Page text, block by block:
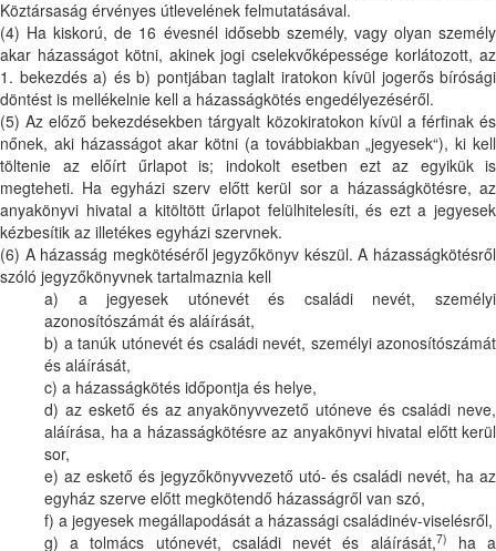
Köztársaság érvényes útlevelének felmutatásával.
(4) Ha kiskorú, de 16 évesnél idősebb személy, vagy olyan személy
akar házasságot kötni, akinek jogi cselekvőképessége korlátozott, az
1. bekezdés a) és b) pontjában taglalt iratokon kívül jogerős bírósági
döntést is mellékelnie kell a házasságkötés engedélyezéséről.
(5) Az előző bekezdésekben tárgyalt közokiratokon kívül a férfinak és
nőnek, aki házasságot akar kötni (a továbbiakban „jegyesek“), ki kell
töltenie az előírt űrlapot is; indokolt esetben ezt az egyikük is
megteheti. Ha egyházi szerv előtt kerül sor a házasságkötésre, az
anyakönyvi hivatal a kitöltött űrlapot felülhitelesíti, és ezt a jegyesek
kézbesítik az illetékes egyházi szervnek.
(6) A házasság megkötéséről jegyzőkönyv készül. A házasságkötésről
szóló jegyzőkönyvnek tartalmaznia kell
a) a jegyesek utónevét és családi nevét, személyi
azonosítószámát és aláírását,
b) a tanúk utónevét és családi nevét, személyi azonosítószámát
és aláírását,
c) a házasságkötés időpontja és helye,
d) az eskető és az anyakönyvvezető utóneve és családi neve,
aláírása, ha a házasságkötésre az anyakönyvi hivatal előtt kerül
sor,
e) az eskető és jegyzőkönyvvezető utó- és családi nevét, ha az
egyház szerve előtt megkötendő házasságről van szó,
f) a jegyesek megállapodását a házassági családinév-viselésről,
g) a tolmács utónevét, családi nevét és aláírását,7) ha a